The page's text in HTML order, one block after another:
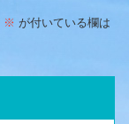
※ が付いている欄は